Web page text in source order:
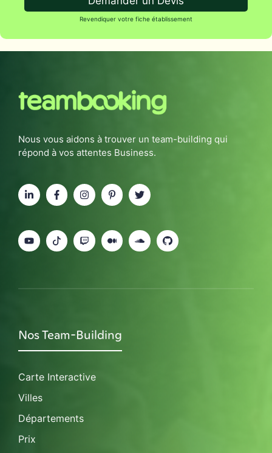
Revendiquer votre fiche établissement
Nous vous aidons à trouver un team-building qui
répond à vos attentes Business.
Nos Team-Building
Carte Interactive
Villes
Départements
Prix